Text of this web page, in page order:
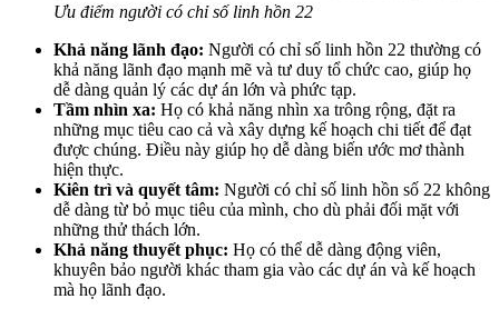
Ưu điểm người có chỉ số linh hồn 22
Khả năng lãnh đạo: Người có chỉ số linh hồn 22 thường có
khả năng lãnh đạo mạnh mẽ và tư duy tổ chức cao, giúp họ
dễ dàng quản lý các dự án lớn và phức tạp.
Tầm nhìn xa: Họ có khả năng nhìn xa trông rộng, đặt ra
những mục tiêu cao cả và xây dựng kế hoạch chi tiết để đạt
được chúng. Điều này giúp họ dễ dàng biến ước mơ thành
hiện thực.
Kiên trì và quyết tâm: Người có chỉ số linh hồn số 22 không
dễ dàng từ bỏ mục tiêu của mình, cho dù phải đối mặt với
những thử thách lớn.
Khả năng thuyết phục: Họ có thể dễ dàng động viên,
khuyên bảo người khác tham gia vào các dự án và kế hoạch
mà họ lãnh đạo.